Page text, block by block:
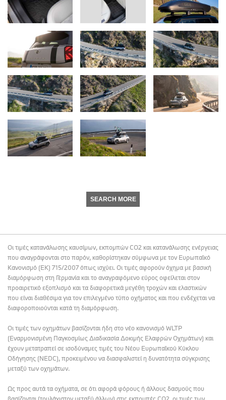
SEARCH MORE
Οι τιμές κατανάλωσης καυσίμων, εκπομπών CO2 και κατανάλωσης ενέργειας
που αναγράφονται στο παρόν, καθορίστηκαν σύμφωνα με τον Ευρωπαϊκό
Κανονισμό (ΕΚ) 715/2007 όπως ισχύει. Οι τιμές αφορούν όχημα με βασική
διαμόρφωση στη Γερμανία και το αναγραφόμενο εύρος οφείλεται στον
προαιρετικό εξοπλισμό και τα διαφορετικά μεγέθη τροχών και ελαστικών
που είναι διαθέσιμα για τον επιλεγμένο τύπο οχήματος και που ενδέχεται να
διαφοροποιούνται κατά τη διαμόρφωση.
Οι τιμές των οχημάτων βασίζονται ήδη στο νέο κανονισμό WLTP
(Εναρμονισμένη Παγκοσμίως Διαδικασία Δοκιμής Ελαφρών Οχημάτων) και
έχουν μετατραπεί σε ισοδύναμες τιμές του Νέου Ευρωπαϊκού Κύκλου
Οδήγησης (NEDC), προκειμένου να διασφαλιστεί η δυνατότητα σύγκρισης
μεταξύ των οχημάτων.
Ως προς αυτά τα οχήματα, σε ότι αφορά φόρους ή άλλους δασμούς που